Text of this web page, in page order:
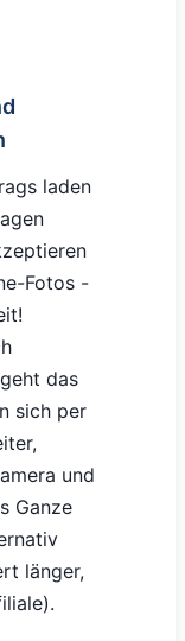
laden
Fotos -
das
sich per
und
Ganze
länger,